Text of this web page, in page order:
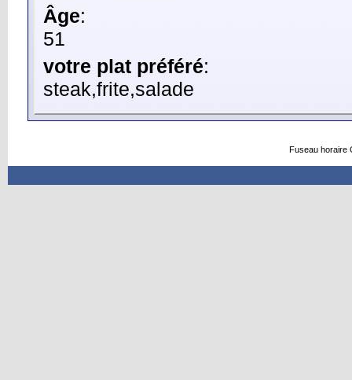
Âge:
51
votre plat préféré:
steak,frite,salade
Fuseau horaire